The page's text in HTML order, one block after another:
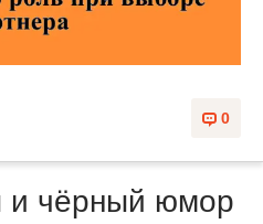
0
чёрный юмор